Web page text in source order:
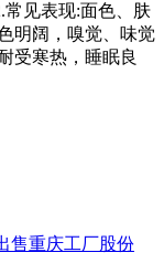
常见表现:面色、肤
明阔，嗅觉、味觉
受寒热，睡眠良